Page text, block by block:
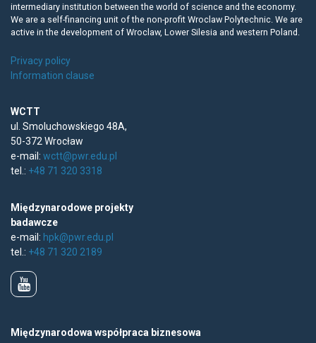
intermediary institution between the world of science and the economy.
We are a self-financing unit of the non-profit Wroclaw Polytechnic. We are
active in the development of Wroclaw, Lower Silesia and western Poland.
Privacy policy
Information clause
WCTT
ul. Smoluchowskiego 48A,
50-372 Wrocław
e-mail: wctt@pwr.edu.pl
tel.: +48 71 320 3318
Międzynarodowe projekty
badawcze
e-mail: hpk@pwr.edu.pl
tel.: +48 71 320 2189
Międzynarodowa współpraca biznesowa